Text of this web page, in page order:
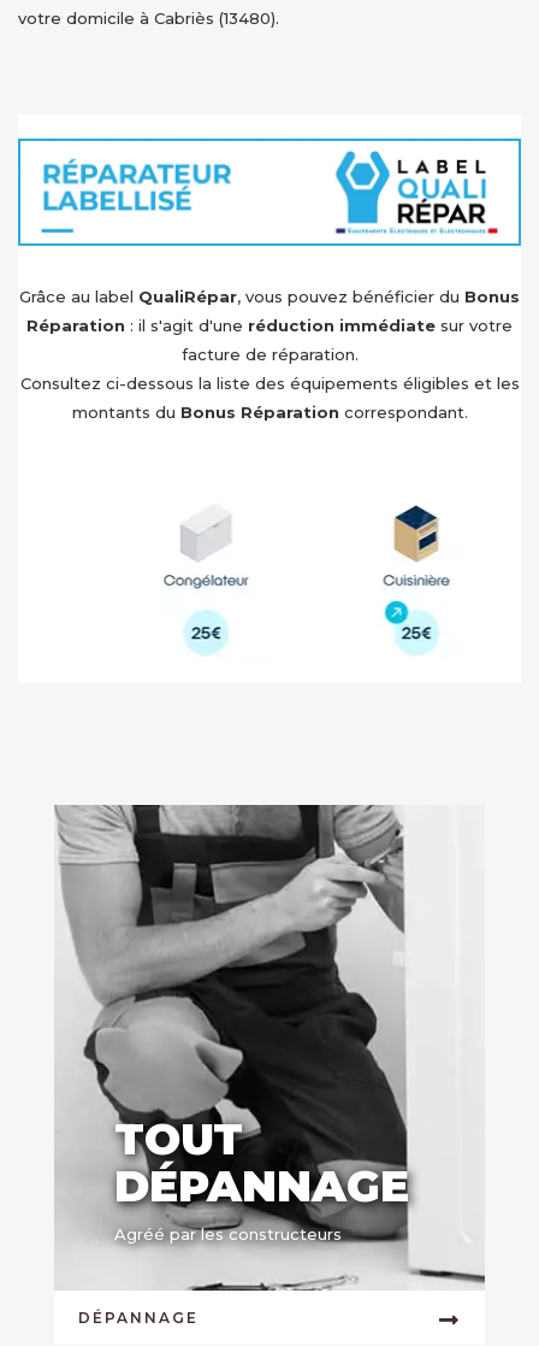
votre domicile à Cabriès (13480).
Grâce au label QualiRépar, vous pouvez bénéficier du Bonus
Réparation : il s'agit d'une réduction immédiate sur votre
facture de réparation.
Consultez ci-dessous la liste des équipements éligibles et les
montants du Bonus Réparation correspondant.
TOUT
DÉPANNAGE
Agréé par les constructeurs
DÉPANNAGE